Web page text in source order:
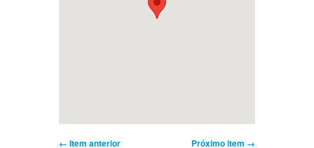
← Item anterior Próximo item →